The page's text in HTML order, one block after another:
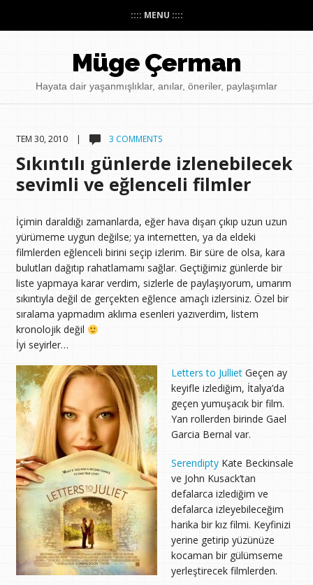
:::: MENU ::::
Müge Çerman
Hayata dair yaşanmışlıklar, anılar, öneriler, paylaşımlar
TEM 30, 2010 | 3 COMMENTS
Sıkıntılı günlerde izlenebilecek
sevimli ve eğlenceli filmler
İçimin daraldığı zamanlarda, eğer hava dışarı çıkıp uzun uzun
yürümeme uygun değilse; ya internetten, ya da eldeki
filmlerden eğlenceli birini seçip izlerim. Bir süre de olsa, kara
bulutları dağıtıp rahatlamamı sağlar. Geçtiğimiz günlerde bir
liste yapmaya karar verdim, sizlerle de paylaşıyorum, umarım
sıkıntıyla değil de gerçekten eğlence amaçlı izlersiniz. Özel bir
sıralama yapmadım aklıma esenleri yazıverdim, listem
kronolojik değil
İyi seyirler…
Letters to JullietGeçen ay
keyifle izlediğim, İtalya’da
geçen yumuşacık bir film.
Yan rollerden birinde Gael
Garcia Bernal var.
SerendiptyKate Beckinsale
ve John Kusack’tan
defalarca izlediğim ve
defalarca izleyebileceğim
harika bir kız filmi. Keyfinizi
yerine getirip yüzünüze
kocaman bir gülümseme
yerleştirecek filmlerden.